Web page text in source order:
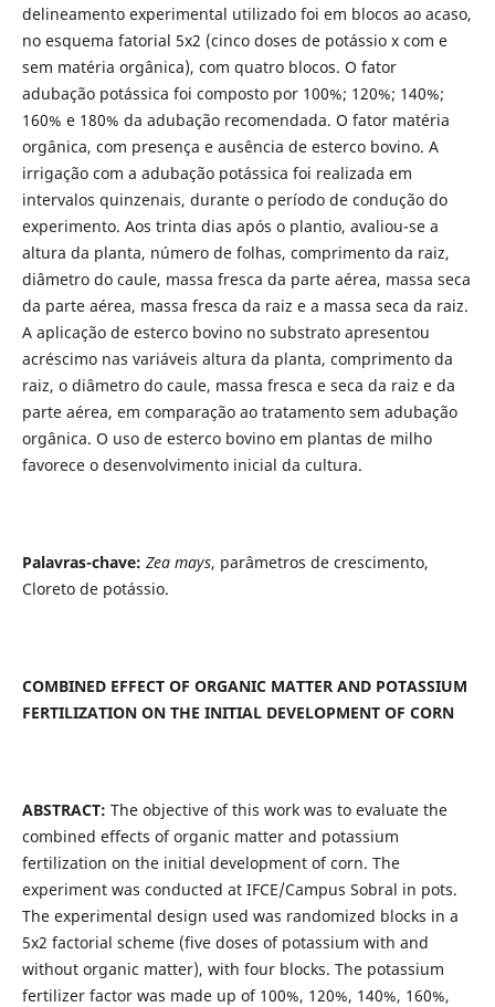
delineamento experimental utilizado foi em blocos ao acaso,
no esquema fatorial 5x2 (cinco doses de potássio x com e
sem matéria orgânica), com quatro blocos. O fator
adubação potássica foi composto por 100%; 120%; 140%;
160% e 180% da adubação recomendada. O fator matéria
orgânica, com presença e ausência de esterco bovino. A
irrigação com a adubação potássica foi realizada em
intervalos quinzenais, durante o período de condução do
experimento. Aos trinta dias após o plantio, avaliou-se a
altura da planta, número de folhas, comprimento da raiz,
diâmetro do caule, massa fresca da parte aérea, massa seca
da parte aérea, massa fresca da raiz e a massa seca da raiz.
A aplicação de esterco bovino no substrato apresentou
acréscimo nas variáveis altura da planta, comprimento da
raiz, o diâmetro do caule, massa fresca e seca da raiz e da
parte aérea, em comparação ao tratamento sem adubação
orgânica. O uso de esterco bovino em plantas de milho
favorece o desenvolvimento inicial da cultura.
Palavras-chave: Zea mays, parâmetros de crescimento,
Cloreto de potássio.
COMBINED EFFECT OF ORGANIC MATTER AND POTASSIUM
FERTILIZATION ON THE INITIAL DEVELOPMENT OF CORN
ABSTRACT: The objective of this work was to evaluate the
combined effects of organic matter and potassium
fertilization on the initial development of corn. The
experiment was conducted at IFCE/Campus Sobral in pots.
The experimental design used was randomized blocks in a
5x2 factorial scheme (five doses of potassium with and
without organic matter), with four blocks. The potassium
fertilizer factor was made up of 100%, 120%, 140%, 160%,